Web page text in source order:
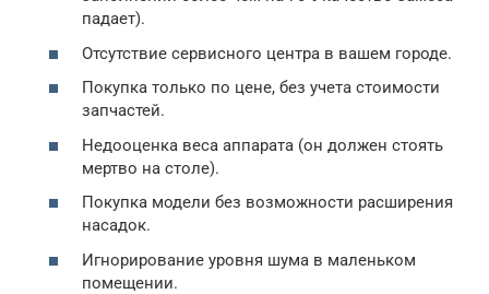
падает).
Отсутствие сервисного центра в вашем городе.
Покупка только по цене, без учета стоимости
запчастей.
Недооценка веса аппарата (он должен стоять
мертво на столе).
Покупка модели без возможности расширения
насадок.
Игнорирование уровня шума в маленьком
помещении.